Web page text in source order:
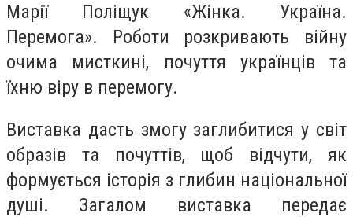
Марії Поліщук «Жінка. Україна.
Перемога». Роботи розкривають війну
очима мисткині, почуття українців та
їхню віру в перемогу.
Виставка дасть змогу заглибитися у світ
образів та почуттів, щоб відчути, як
формується історія з глибин національної
душі. Загалом виставка передає